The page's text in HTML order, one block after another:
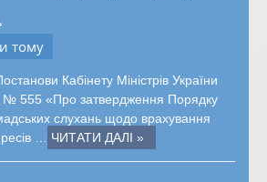
тому
Кабінету Міністрів України
№ 555 «Про затвердження Порядку
слухань щодо врахування
… ЧИТАТИ ДАЛІ »